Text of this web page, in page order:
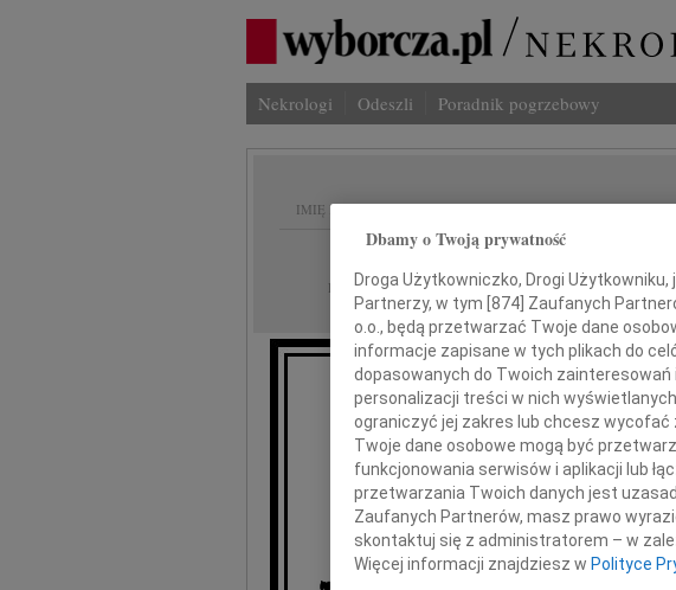
Nekrologi Odeszli Poradnik pogrzebowy
IMIĘ I NAZWISKO:
Kielce
DATA EMISJI: 05.03.2021
"Ci, których kochamy, zostają
bo zostawili ślady w
Wszystkim Przyjaciołom i
którzy w tak bolesnych dla
dzielili z nami smutek i żal,
Dbamy o Twoją prywatność
Droga Użytkowniczko, Drogi
Partnerzy, w tym [874] Zaufanych
o.o., będą przetwarzać Twoje dane
informacje zapisane w tych plikach do
dopasowanych do Twoich
personalizacji treści w nich
ograniczyć jej zakres lub chcesz wycofać
Twoje dane osobowe mogą być
funkcjonowania serwisów i aplikacji lub
przetwarzania Twoich danych jest
Zaufanych Partnerów, masz prawo
skontaktuj się z administratorem – w
Więcej informacji znajdziesz w Polityce